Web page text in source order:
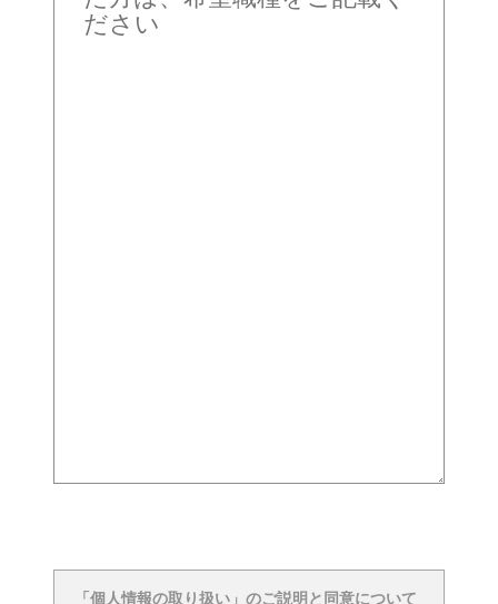
「個人情報の取り扱い」のご説明と同意について